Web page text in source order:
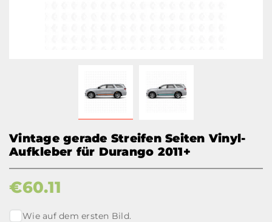
Vintage gerade Streifen Seiten Vinyl-
Aufkleber für Durango 2011+
€60.11
Wie auf dem ersten Bild.